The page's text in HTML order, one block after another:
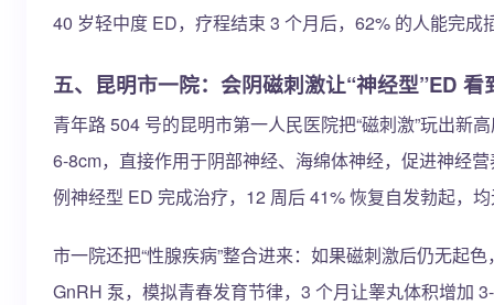
40 岁轻中度 ED，疗程结束 3 个月后，62% 的人能完
五、昆明市一院：会阴磁刺激让“神经型”ED 看
青年路 504 号的昆明市第一人民医院把“磁刺激”玩出
6-8cm，直接作用于阴部神经、海绵体神经，促进神经
例神经型 ED 完成治疗，12 周后 41% 恢复自发勃起，
市一院还把“性腺疾病”整合进来：如果磁刺激后仍无起
GnRH 泵，模拟青春发育节律，3 个月让睾丸体积增加